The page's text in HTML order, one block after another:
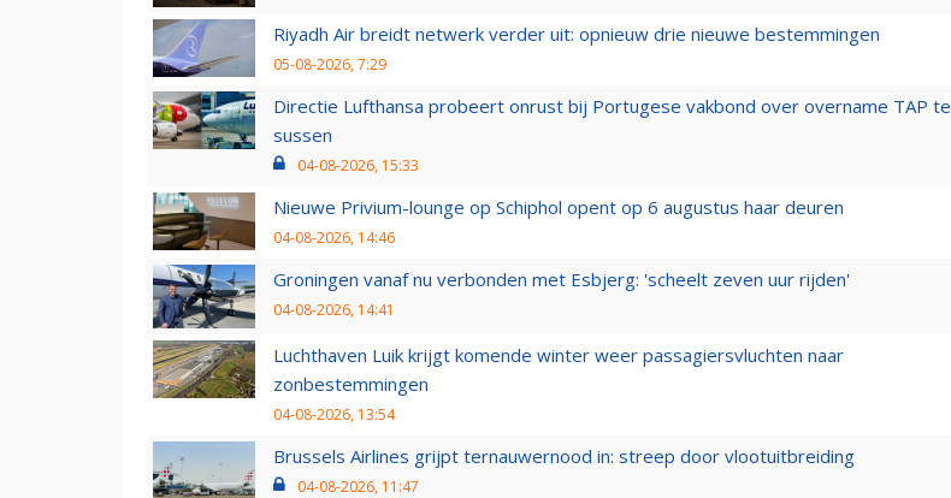
Riyadh Air breidt netwerk verder uit: opnieuw drie nieuwe bestemmingen
05-08-2026, 7:29
Directie Lufthansa probeert onrust bij Portugese vakbond over overname TAP te
sussen
04-08-2026, 15:33
Nieuwe Privium-lounge op Schiphol opent op 6 augustus haar deuren
04-08-2026, 14:46
Groningen vanaf nu verbonden met Esbjerg: 'scheelt zeven uur rijden'
04-08-2026, 14:41
Luchthaven Luik krijgt komende winter weer passagiersvluchten naar
zonbestemmingen
04-08-2026, 13:54
Brussels Airlines grijpt ternauwernood in: streep door vlootuitbreiding
04-08-2026, 11:47